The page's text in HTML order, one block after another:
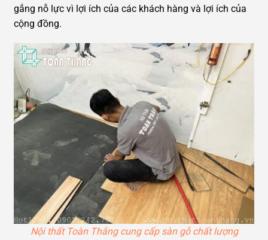
gắng nỗ lực vì lợi ích của các khách hàng và lợi ích của
cộng đồng.
Nội thất Toàn Thắng cung cấp sàn gỗ chất lượng